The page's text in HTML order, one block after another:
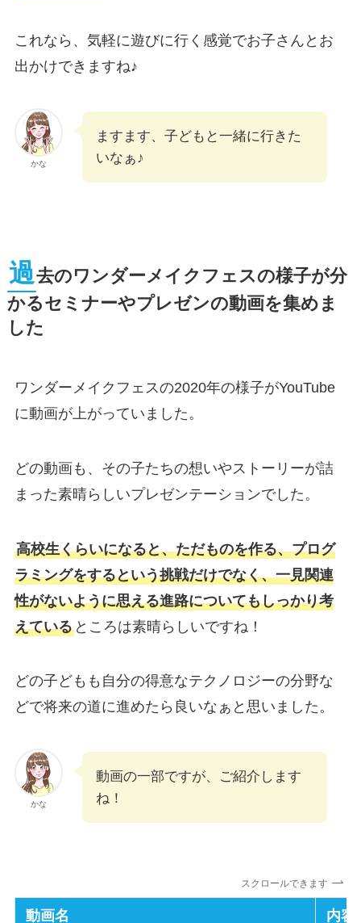
これなら、気軽に遊びに行く感覚でお子さんとお
出かけできますね♪
かな
ますます、子どもと一緒に行きた
いなぁ♪
過去のワンダーメイクフェスの様子が分
かるセミナーやプレゼンの動画を集めま
した
ワンダーメイクフェスの2020年の様子がYouTube
に動画が上がっていました。
どの動画も、その子たちの想いやストーリーが詰
まった素晴らしいプレゼンテーションでした。
高校生くらいになると、ただものを作る、プログ
ラミングをするという挑戦だけでなく、一見関連
性がないように思える進路についてもしっかり考
えているところは素晴らしいですね！
どの子どもも自分の得意なテクノロジーの分野な
どで将来の道に進めたら良いなぁと思いました。
かな
動画の一部ですが、ご紹介します
ね！
スクロールできます
動画名 内容